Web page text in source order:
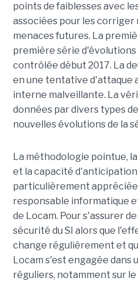
points de faiblesses avec
associées pour les corriger
menaces futures. La
première série
contrôlée début 2017. La
en une tentative d'attaque
interne malveillante. La
données par divers types
nouvelles évolutions de la
La méthodologie pointue,
et la capacité
particulièrement
responsable informatique
de Locam. Pour s'assurer
sécurité du SI alors que
change régulièrement et
Locam s'est engagée dans
réguliers, notamment sur